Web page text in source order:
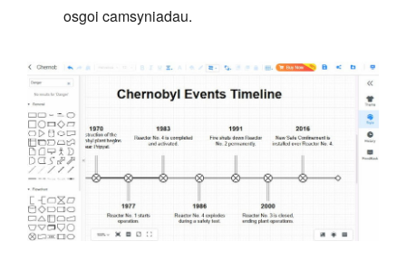
osgoi camsyniadau.